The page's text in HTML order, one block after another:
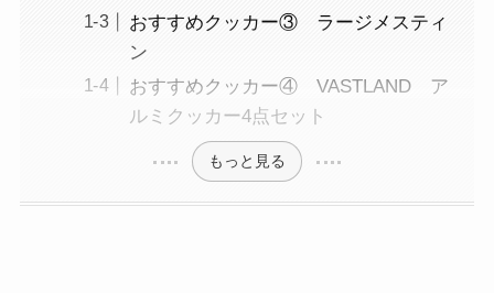
おすすめクッカー③ ラージメスティ
ン
おすすめクッカー④ VASTLAND ア
ルミクッカー4点セット
もっと見る